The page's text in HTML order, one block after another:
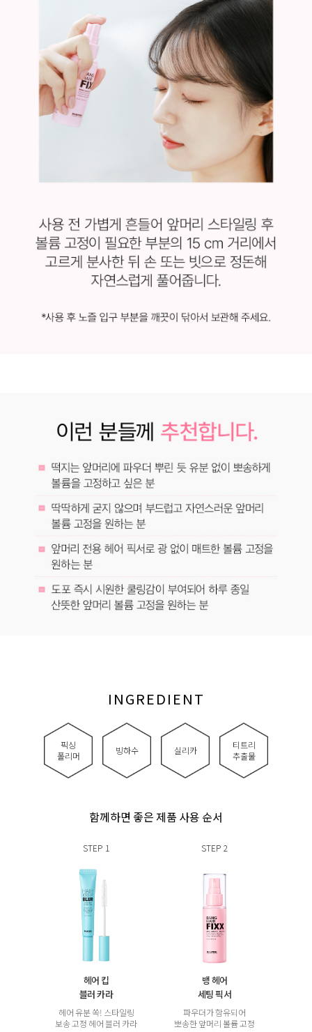
INGREDIENT
픽싱
폴리머
빙하수 실리카
티트리
추출물
함께하면 좋은 제품 사용 순서
STEP 1
헤어 킵
블러 카라
헤어 유분 쏙! 스타일링
보송 고정 헤어 블러 카라
STEP 2
뱅 헤어
세팅 픽서
파우더가 함유되어
뽀송한 앞머리 볼륨 고정